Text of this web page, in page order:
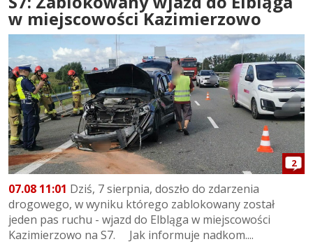
w miejscowości Kazimierzowo
2
07.08 11:01 Dziś, 7 sierpnia, doszło do zdarzenia
drogowego, w wyniku którego zablokowany został
jeden pas ruchu - wjazd do Elbląga w miejscowości
Kazimierzowo na S7. Jak informuje nadkom....